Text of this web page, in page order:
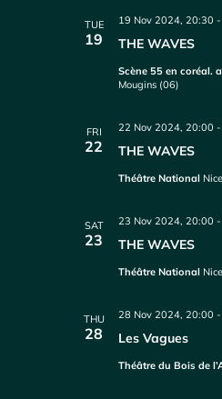
TUE
19 THE WAVES
19 Nov 2024, 20:30
Scène 55 en coréal.
Mougins (06)
FRI
22 THE WAVES
22 Nov 2024, 20:00
Théâtre National
SAT
23 THE WAVES
23 Nov 2024, 20:00
Théâtre National
THU
28 Les Vagues
28 Nov 2024, 20:00
Théâtre du Bois de